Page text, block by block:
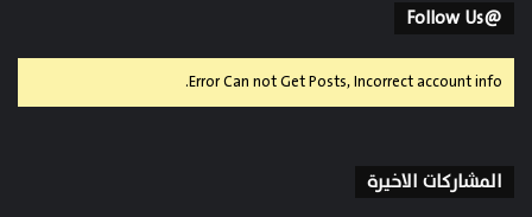
@Follow Us
Error Can not Get Posts, Incorrect account info.
المشاركات الاخيرة